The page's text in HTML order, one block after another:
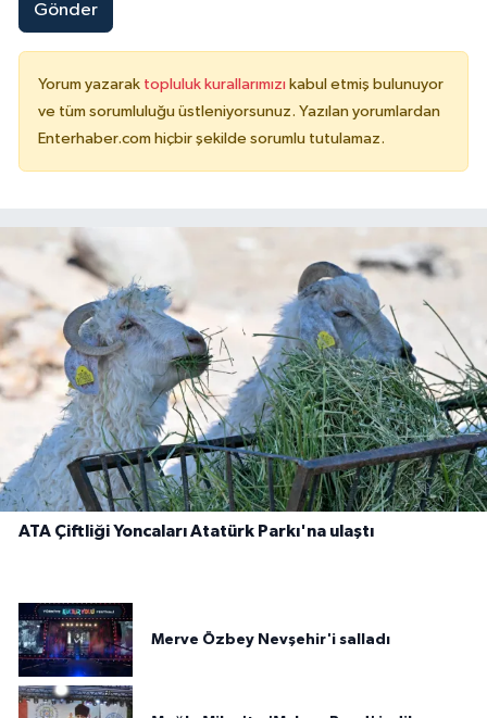
Gönder
Yorum yazarak topluluk kurallarımızı kabul etmiş bulunuyor
ve tüm sorumluluğu üstleniyorsunuz. Yazılan yorumlardan
Enterhaber.com hiçbir şekilde sorumlu tutulamaz.
ATA Çiftliği Yoncaları Atatürk Parkı'na ulaştı
Merve Özbey Nevşehir'i salladı